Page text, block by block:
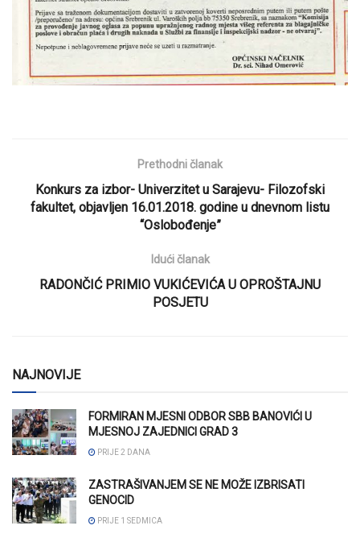
Prethodni članak
Konkurs za izbor- Univerzitet u Sarajevu- Filozofski
fakultet, objavljen 16.01.2018. godine u dnevnom listu
“Oslobođenje”
Idući članak
RADONČIĆ PRIMIO VUKIĆEVIĆA U OPROŠTAJNU
POSJETU
NAJNOVIJE
FORMIRAN MJESNI ODBOR SBB BANOVIĆI U
MJESNOJ ZAJEDNICI GRAD 3
PRIJE 2 DANA
ZASTRAŠIVANJEM SE NE MOŽE IZBRISATI
GENOCID
PRIJE 1 SEDMICA